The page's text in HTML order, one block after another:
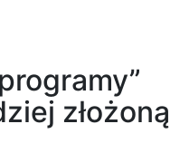
złożoną